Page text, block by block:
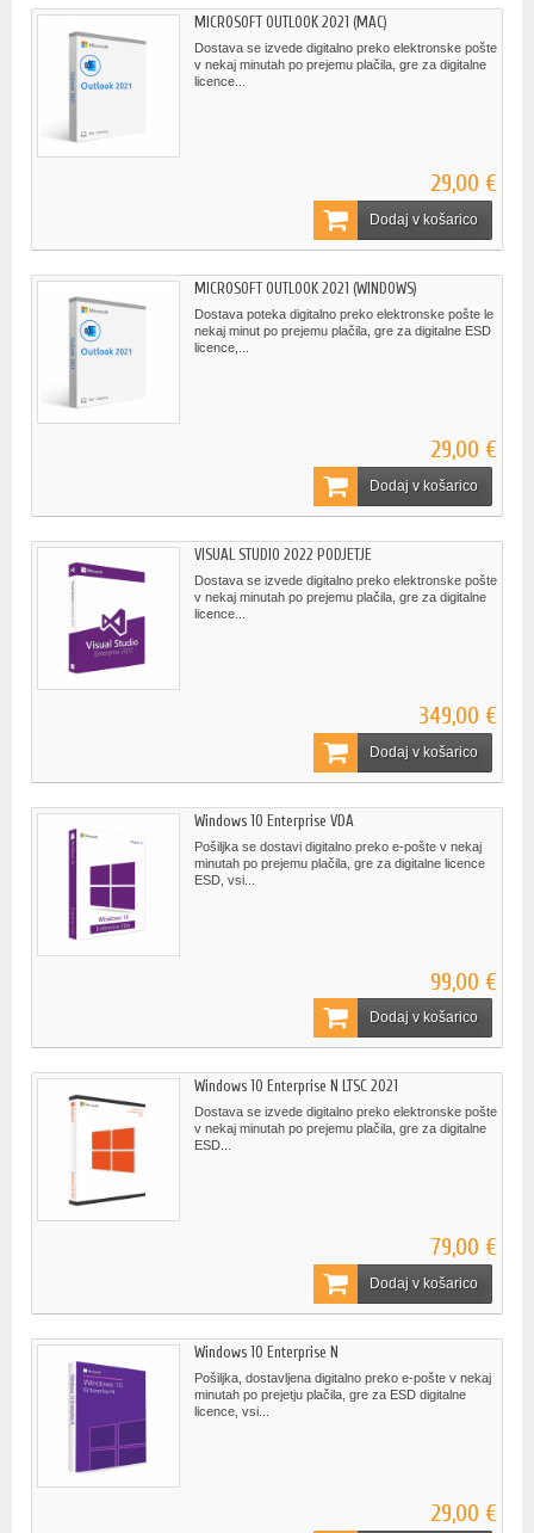
MICROSOFT OUTLOOK 2021 (MAC)
Dostava se izvede digitalno preko elektronske pošte
v nekaj minutah po prejemu plačila, gre za digitalne
licence...
29,00 €
Dodaj v košarico
MICROSOFT OUTLOOK 2021 (WINDOWS)
Dostava poteka digitalno preko elektronske pošte le
nekaj minut po prejemu plačila, gre za digitalne ESD
licence,...
29,00 €
Dodaj v košarico
VISUAL STUDIO 2022 PODJETJE
Dostava se izvede digitalno preko elektronske pošte
v nekaj minutah po prejemu plačila, gre za digitalne
licence...
349,00 €
Dodaj v košarico
Windows 10 Enterprise VDA
Pošiljka se dostavi digitalno preko e-pošte v nekaj
minutah po prejemu plačila, gre za digitalne licence
ESD, vsi...
99,00 €
Dodaj v košarico
Windows 10 Enterprise N LTSC 2021
Dostava se izvede digitalno preko elektronske pošte
v nekaj minutah po prejemu plačila, gre za digitalne
ESD...
79,00 €
Dodaj v košarico
Windows 10 Enterprise N
Pošiljka, dostavljena digitalno preko e-pošte v nekaj
minutah po prejetju plačila, gre za ESD digitalne
licence, vsi...
29,00 €